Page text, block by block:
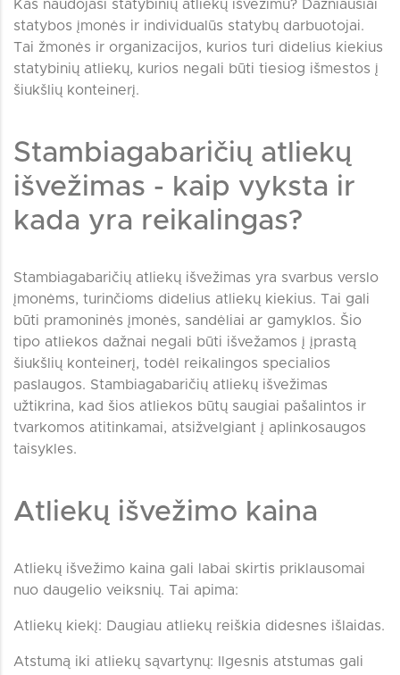
Kas naudojasi statybinių atliekų išvežimu? Dažniausiai
statybos įmonės ir individualūs statybų darbuotojai.
Tai žmonės ir organizacijos, kurios turi didelius kiekius
statybinių atliekų, kurios negali būti tiesiog išmestos į
šiukšlių konteinerį.
Stambiagabaričių atliekų
išvežimas - kaip vyksta ir
kada yra reikalingas?
Stambiagabaričių atliekų išvežimas yra svarbus verslo
įmonėms, turinčioms didelius atliekų kiekius. Tai gali
būti pramoninės įmonės, sandėliai ar gamyklos. Šio
tipo atliekos dažnai negali būti išvežamos į įprastą
šiukšlių konteinerį, todėl reikalingos specialios
paslaugos. Stambiagabaričių atliekų išvežimas
užtikrina, kad šios atliekos būtų saugiai pašalintos ir
tvarkomos atitinkamai, atsižvelgiant į aplinkosaugos
taisykles.
Atliekų išvežimo kaina
Atliekų išvežimo kaina gali labai skirtis priklausomai
nuo daugelio veiksnių. Tai apima:
Atliekų kiekį: Daugiau atliekų reiškia didesnes išlaidas.
Atstumą iki atliekų sąvartynų: Ilgesnis atstumas gali